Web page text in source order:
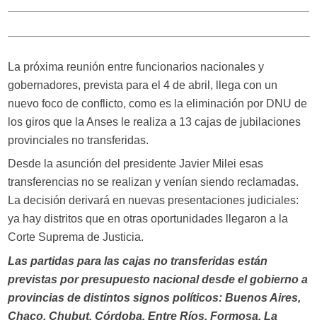
La próxima reunión entre funcionarios nacionales y
gobernadores, prevista para el 4 de abril, llega con un
nuevo foco de conflicto, como es la eliminación por DNU de
los giros que la Anses le realiza a 13 cajas de jubilaciones
provinciales no transferidas.
Desde la asunción del presidente Javier Milei esas
transferencias no se realizan y venían siendo reclamadas.
La decisión derivará en nuevas presentaciones judiciales:
ya hay distritos que en otras oportunidades llegaron a la
Corte Suprema de Justicia.
Las partidas para las cajas no transferidas están
previstas por presupuesto nacional desde el gobierno a
provincias de distintos signos políticos: Buenos Aires,
Chaco, Chubut, Córdoba, Entre Ríos, Formosa, La